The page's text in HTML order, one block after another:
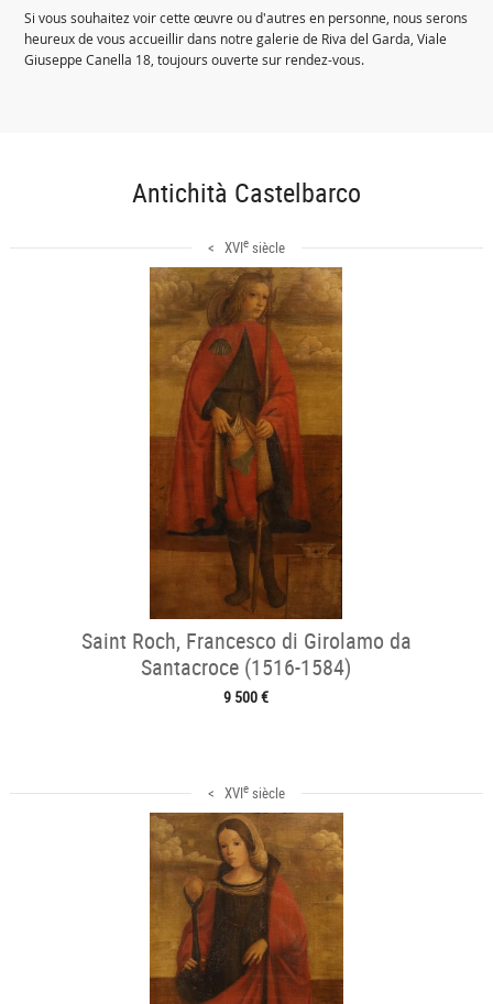
Si vous souhaitez voir cette œuvre ou d'autres en personne, nous serons
heureux de vous accueillir dans notre galerie de Riva del Garda, Viale
Giuseppe Canella 18, toujours ouverte sur rendez-vous.
Antichità Castelbarco
< XVIesiècle
Saint Roch, Francesco di Girolamo da
Santacroce (1516-1584)
9 500 €
< XVIesiècle